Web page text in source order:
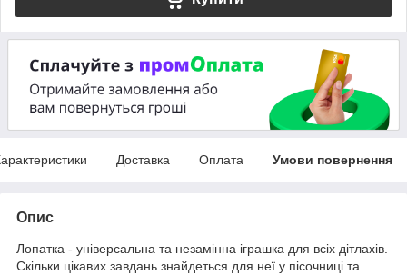
Доставка Оплата Умови повернення
Опис
Лопатка - універсальна та незамінна іграшка для всіх дітлахів.
Скільки цікавих завдань знайдеться для неї у пісочниці та